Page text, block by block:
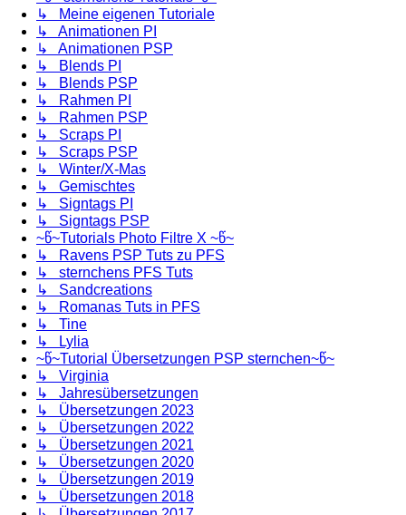
↳ Meine eigenen Tutoriale
↳ Animationen PI
↳ Animationen PSP
↳ Blends PI
↳ Blends PSP
↳ Rahmen PI
↳ Rahmen PSP
↳ Scraps PI
↳ Scraps PSP
↳ Winter/X-Mas
↳ Gemischtes
↳ Signtags PI
↳ Signtags PSP
~წ~Tutorials Photo Filtre X ~წ~
↳ Ravens PSP Tuts zu PFS
↳ sternchens PFS Tuts
↳ Sandcreations
↳ Romanas Tuts in PFS
↳ Tine
↳ Lylia
~წ~Tutorial Übersetzungen PSP sternchen~წ~
↳ Virginia
↳ Jahresübersetzungen
↳ Übersetzungen 2023
↳ Übersetzungen 2022
↳ Übersetzungen 2021
↳ Übersetzungen 2020
↳ Übersetzungen 2019
↳ Übersetzungen 2018